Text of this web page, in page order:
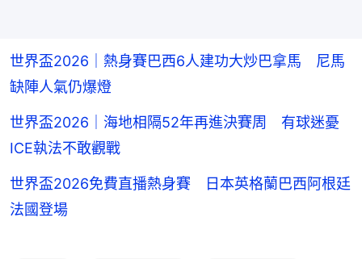
世界盃2026｜熱身賽巴西6人建功大炒巴拿馬 尼馬
缺陣人氣仍爆燈
世界盃2026｜海地相隔52年再進決賽周 有球迷憂
ICE執法不敢觀戰
世界盃2026免費直播熱身賽 日本英格蘭巴西阿根廷
法國登場